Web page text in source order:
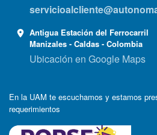
Antigua Estación del Ferrocarril
Manizales - Caldas - Colombia
Ubicación en Google Maps
En la UAM te escuchamos y estamos
requerimientos